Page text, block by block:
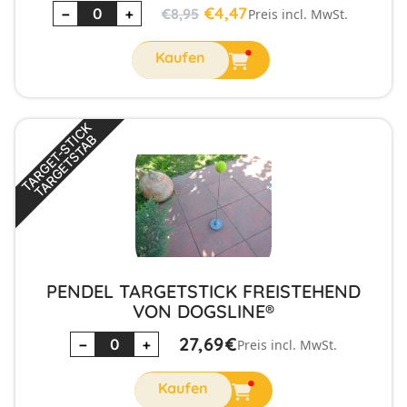
− + 8,95
€ 4,47
€ Preis incl. MwSt.
PENDEL TARGETSTICK FREISTEHEND
VON DOGSLINE®
− + 27,69€Preis incl. MwSt.
T
A
R
G
E
T
-
S
T
I
C
K
T
A
R
G
E
T
S
T
A
B